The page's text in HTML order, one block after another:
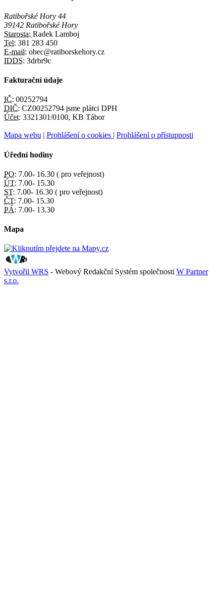
Ratibořské Hory 44
39142 Ratibořské Hory
Starosta: Radek Lamboj
Tel: 381 283 450
E-mail: obec@ratiborskehory.cz
IDDS: 3drbr9c
Fakturační údaje
IČ: 00252794
DIČ: CZ00252794 jsme plátci DPH
Účet: 3321301/0100, KB Tábor
Mapa webu | Prohlášení o cookies | Prohlášení o přístupnosti
Úřední hodiny
PO: 7.00- 16.30 ( pro veřejnost)
ÚT: 7.00- 15.30
ST: 7.00- 16.30 ( pro veřejnost)
ČT: 7.00- 15.30
PÁ: 7.00- 13.30
Mapa
Vytvořil WRS - Webový Redakční Systém společnosti W Partner
s.r.o.